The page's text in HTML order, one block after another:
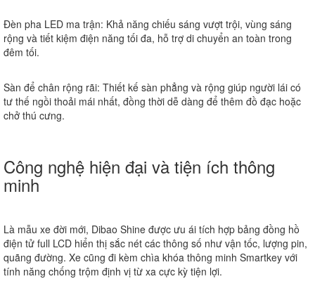
Đèn pha LED ma trận: Khả năng chiếu sáng vượt trội, vùng sáng
rộng và tiết kiệm điện năng tối đa, hỗ trợ di chuyển an toàn trong
đêm tối.
Sàn để chân rộng rãi: Thiết kế sàn phẳng và rộng giúp người lái có
tư thế ngồi thoải mái nhất, đồng thời dễ dàng để thêm đồ đạc hoặc
chở thú cưng.
Công nghệ hiện đại và tiện ích thông
minh
Là mẫu xe đời mới, Dibao Shine được ưu ái tích hợp bảng đồng hồ
điện tử full LCD hiển thị sắc nét các thông số như vận tốc, lượng pin,
quãng đường. Xe cũng đi kèm chìa khóa thông minh Smartkey với
tính năng chống trộm định vị từ xa cực kỳ tiện lợi.